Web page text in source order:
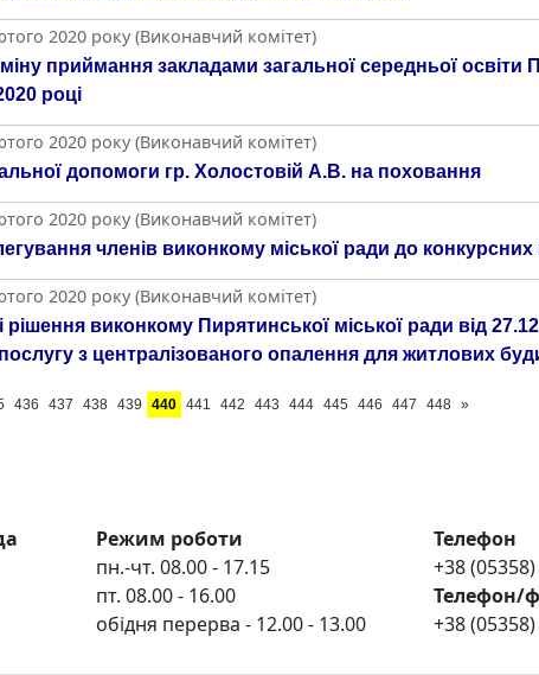
2020 року (Виконавчий комітет)
приймання закладами загальної середньої освіти
році
2020 року (Виконавчий комітет)
допомоги гр. Холостовій А.В. на поховання
2020 року (Виконавчий комітет)
членів виконкому міської ради до конкурсних
2020 року (Виконавчий комітет)
рішення виконкому Пирятинської міської ради від
з централізованого опалення для житлових
436 437 438 439 440 441 442 443 444 445 446 447 448 »
Режим роботи
пн.-чт. 08.00 - 17.15
пт. 08.00 - 16.00
обідня перерва - 12.00 - 13.00
Телефон
+38
Телефон/
+38